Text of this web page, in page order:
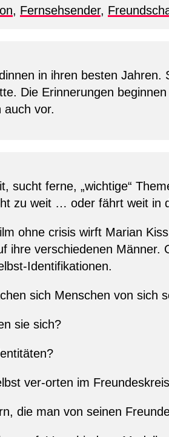
, Fernsehsender,
in ihren besten
Die Erinnerungen
auch vor.
sucht ferne, „wichtige“
zu weit … oder fährt weit in
ohne crisis wirft Marian
ihre verschiedenen Männer.
Identifikationen.
sich Menschen von sich
sie sich?
ver-orten im
die man von seinen